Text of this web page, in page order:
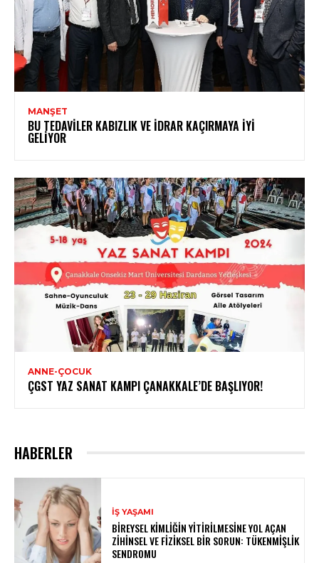
MANŞET
BU TEDAVILER KABIZLIK VE İDRAR KAÇIRMAYA İYI
GELIYOR
ANNE-ÇOCUK
ÇGST YAZ SANAT KAMPI ÇANAKKALE’DE BAŞLIYOR!
HABERLER
İŞ YAŞAMI
BIREYSEL KIMLIĞIN YITIRILMESINE YOL AÇAN
ZIHINSEL VE FIZIKSEL BIR SORUN: TÜKENMIŞLIK
SENDROMU